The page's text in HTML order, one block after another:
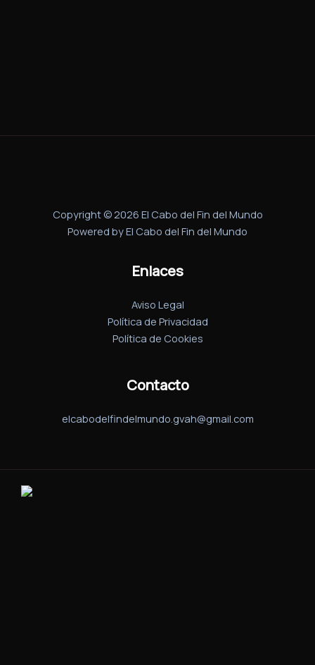
Copyright © 2026 El Cabo del Fin del Mundo
Powered by El Cabo del Fin del Mundo
Enlaces
Aviso Legal
Política de Privacidad
Política de Cookies
Contacto
elcabodelfindelmundo.gvah@gmail.com